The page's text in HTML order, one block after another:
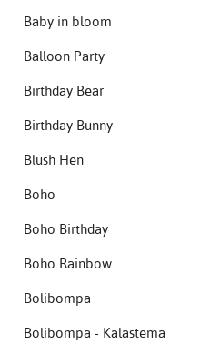
Baby in bloom
Balloon Party
Birthday Bear
Birthday Bunny
Blush Hen
Boho
Boho Birthday
Boho Rainbow
Bolibompa
Bolibompa - Kalastema